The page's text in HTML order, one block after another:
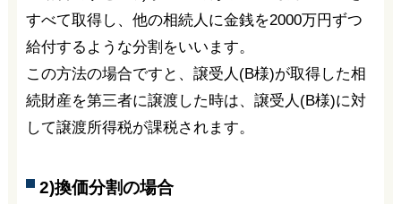
すべて取得し、他の相続人に金銭を2000万円ずつ
給付するような分割をいいます。
この方法の場合ですと、譲受人(B様)が取得した相
続財産を第三者に譲渡した時は、譲受人(B様)に対
して譲渡所得税が課税されます。
2)換価分割の場合